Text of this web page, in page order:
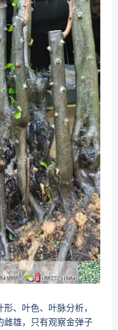
、叶色、叶脉分析，
雌雄，只有观察金弹子